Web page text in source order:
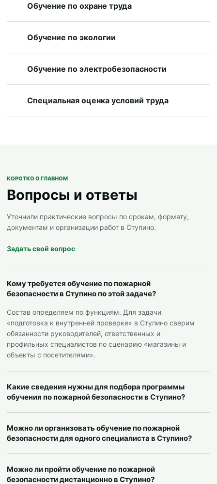
Обучение по охране труда
Обучение по экологии
Обучение по электробезопасности
Специальная оценка условий труда
КОРОТКО О ГЛАВНОМ
Вопросы и ответы
Уточнили практические вопросы по срокам, формату,
документам и организации работ в Ступино.
Задать свой вопрос
Кому требуется обучение по пожарной
безопасности в Ступино по этой задаче?
Состав определяем по функциям. Для задачи
«подготовка к внутренней проверке» в Ступино сверим
обязанности руководителей, ответственных и
профильных специалистов по сценарию «магазины и
объекты с посетителями».
Какие сведения нужны для подбора программы
обучения по пожарной безопасности в Ступино?
Можно ли организовать обучение по пожарной
безопасности для одного специалиста в Ступино?
Можно ли пройти обучение по пожарной
безопасности дистанционно в Ступино?